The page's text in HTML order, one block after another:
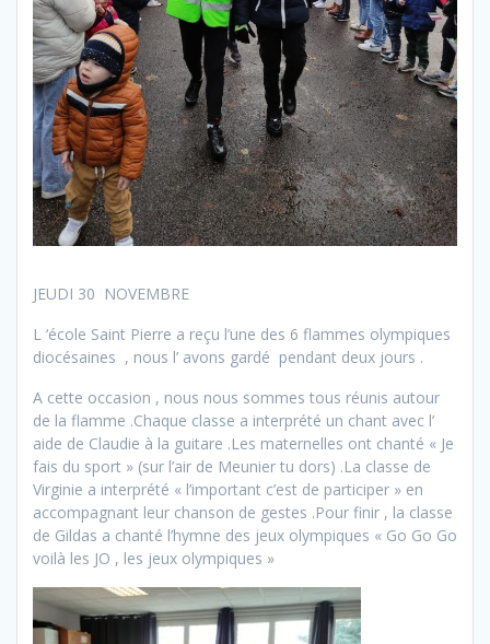
JEUDI 30 NOVEMBRE
L ‘école Saint Pierre a reçu l’une des 6 flammes olympiques
diocésaines , nous l’ avons gardé pendant deux jours .
A cette occasion , nous nous sommes tous réunis autour
de la flamme .Chaque classe a interprété un chant avec l’
aide de Claudie à la guitare .Les maternelles ont chanté « Je
fais du sport » (sur l’air de Meunier tu dors) .La classe de
Virginie a interprété « l’important c’est de participer » en
accompagnant leur chanson de gestes .Pour finir , la classe
de Gildas a chanté l’hymne des jeux olympiques « Go Go Go
voilà les JO , les jeux olympiques »